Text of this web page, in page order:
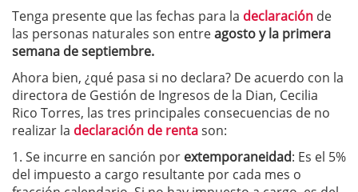
Tenga presente que las fechas para la declaración de
las personas naturales son entreagosto y la primera
semana de septiembre.
Ahora bien, ¿qué pasa si no declara? De acuerdo con la
directora de Gestión de Ingresos de la Dian, Cecilia
Rico Torres, las tres principales consecuencias de no
realizar la declaración de rentason:
1. Se incurre en sanción por extemporaneidad: Es el 5%
del impuesto a cargo resultante por cada mes o